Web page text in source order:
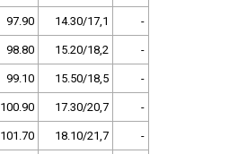
97.90 14.30/17,1 -
98.80 15.20/18,2 -
99.10 15.50/18,5 -
100.90 17.30/20,7 -
101.70 18.10/21,7 -